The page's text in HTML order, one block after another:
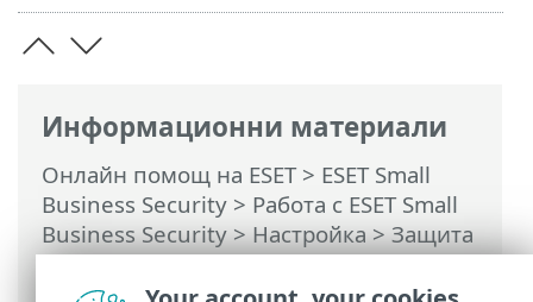
Информационни материали
Онлайн помощ на ESET> ESET Small
Business Security > Работа с ESET Small
Business Security>Настройка>Защита
на мрежата> Диалогови прозорци –
Мрежова защита > Настройка на